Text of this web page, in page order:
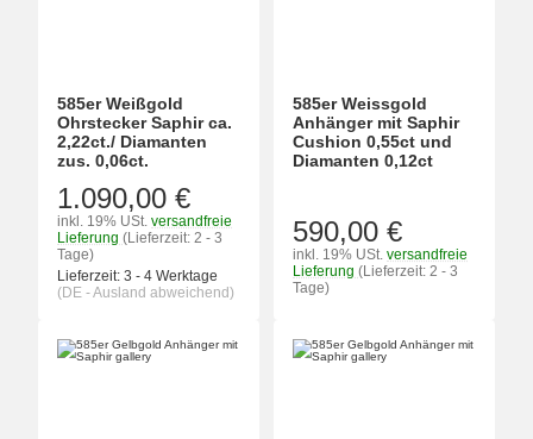
585er Weißgold
Ohrstecker Saphir ca.
2,22ct./ Diamanten
zus. 0,06ct.
1.090,00 €
inkl. 19% USt. versandfreie
Lieferung (Lieferzeit: 2 - 3
Tage)
Lieferzeit: 3 - 4 Werktage
(DE - Ausland abweichend)
585er Weissgold
Anhänger mit Saphir
Cushion 0,55ct und
Diamanten 0,12ct
590,00 €
inkl. 19% USt. versandfreie
Lieferung (Lieferzeit: 2 - 3
Tage)